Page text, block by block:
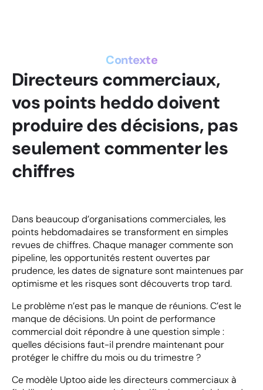
Contexte
Directeurs commerciaux,
vos points heddo doivent
produire des décisions, pas
seulement commenter les
chiffres
Dans beaucoup d’organisations commerciales, les
points hebdomadaires se transforment en simples
revues de chiffres. Chaque manager commente son
pipeline, les opportunités restent ouvertes par
prudence, les dates de signature sont maintenues par
optimisme et les risques sont découverts trop tard.
Le problème n’est pas le manque de réunions. C’est le
manque de décisions. Un point de performance
commercial doit répondre à une question simple :
quelles décisions faut-il prendre maintenant pour
protéger le chiffre du mois ou du trimestre ?
Ce modèle Uptoo aide les directeurs commerciaux à